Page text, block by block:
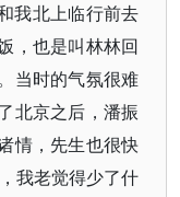
我北上临行前去
，也是叫林林回
当时的气氛很难
北京之后，潘振
情，先生也很快
我老觉得少了什